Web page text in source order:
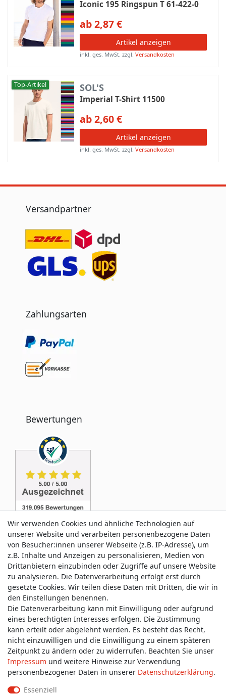
Iconic 195 Ringspun T 61-422-0
ab 2,87 €
Artikel anzeigen
inkl. ges. MwSt. zzgl.Versandkosten
Top-Artikel SOL'S
Imperial T-Shirt 11500
ab 2,60 €
Artikel anzeigen
inkl. ges. MwSt. zzgl.Versandkosten
Versandpartner
Zahlungsarten
Bewertungen
Service & Kontakt
Wünschen Sie einen Rückruf?
service@allmyclothes.de
Schreiben Sie uns:
service@allmyclothes.de
Wir verwenden Cookies und ähnliche Technologien auf
unserer Website und verarbeiten personenbezogene Daten
von Besucher:innen unserer Webseite (z.B. IP-Adresse), um
z.B. Inhalte und Anzeigen zu personalisieren, Medien von
Drittanbietern einzubinden oder Zugriffe auf unsere Website
zu analysieren. Die Datenverarbeitung erfolgt erst durch
gesetzte Cookies. Wir teilen diese Daten mit Dritten, die wir in
den Einstellungen benennen.
Die Datenverarbeitung kann mit Einwilligung oder aufgrund
eines berechtigten Interesses erfolgen. Die Zustimmung
kann erteilt oder abgelehnt werden. Es besteht das Recht,
nicht einzuwilligen und die Einwilligung zu einem späteren
Zeitpunkt zu ändern oder zu widerrufen. Beachten Sie unser
Impressum und weitere Hinweise zur Verwendung
personenbezogener Daten in unserer Daten­schutz­erklärung.
Essenziell